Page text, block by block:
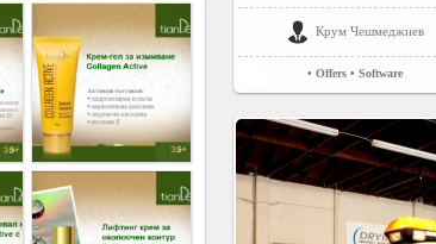
Крум Чешмеджиев
• Offers • Software